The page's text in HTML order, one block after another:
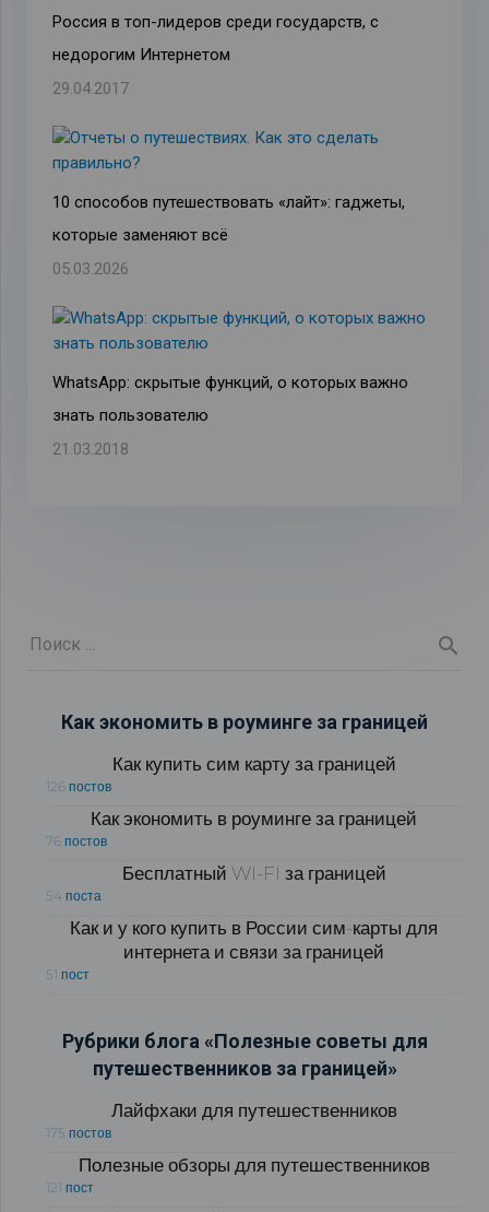
Россия в топ-лидеров среди государств, с
недорогим Интернетом
29.04.2017
10 способов путешествовать «лайт»: гаджеты,
которые заменяют всё
05.03.2026
WhatsApp: скрытые функций, о которых важно
знать пользователю
21.03.2018
Как экономить в роуминге за границей
Как купить сим карту за границей
126 постов
Как экономить в роуминге за границей
76 постов
Бесплатный WI-FI за границей
54 поста
Как и у кого купить в России сим-карты для
интернета и связи за границей
51 пост
Рубрики блога «Полезные советы для
путешественников за границей»
Лайфхаки для путешественников
175 постов
Полезные обзоры для путешественников
121 пост